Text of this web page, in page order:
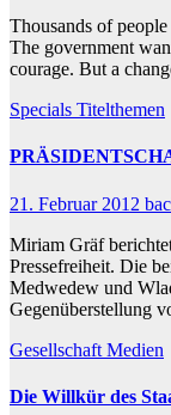
Thousands of people
The government
courage. But a
Specials Titelthemen
21. Februar 2012
Miriam Gräf
Pressefreiheit. Die
Medwedew und
Gegenüberstellung
Gesellschaft Medien
Die Willkür des